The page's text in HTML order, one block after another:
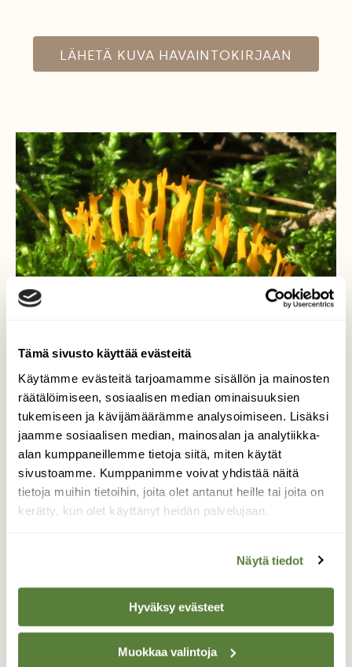
Tämä sivusto käyttää evästeitä
Käytämme evästeitä tarjoamamme sisällön ja mainosten
räätälöimiseen, sosiaalisen median ominaisuuksien
tukemiseen ja kävijämäärämme analysoimiseen. Lisäksi
jaamme sosiaalisen median, mainosalan ja analytiikka-
alan kumppaneillemme tietoja siitä, miten käytät
sivustoamme. Kumppanimme voivat yhdistää näitä
tietoja muihin tietoihin, joita olet antanut heille tai joita on
kerätty, kun olet käyttänyt heidän palvelujaan.
Näytä tiedot
Hyväksy evästeet
Muokkaa valintoja
LÄHETÄ KUVA HAVAINTOKIRJAAN
Keltasarvikkaita
Erottuvat metsässä hyvin oranssinkeltaisen
värinsä ansiosta. Kuuluvat hyytelösieniin;
eivät ole ruokasieniä.
Valokuvaaja: Risto Kangassalo, Hintsa, Raisio
1.9.2022